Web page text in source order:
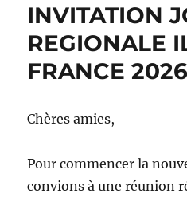
INVITATION
REGIONALE
FRANCE 2026
Chères amies,
Pour commencer la
convions à une réunion